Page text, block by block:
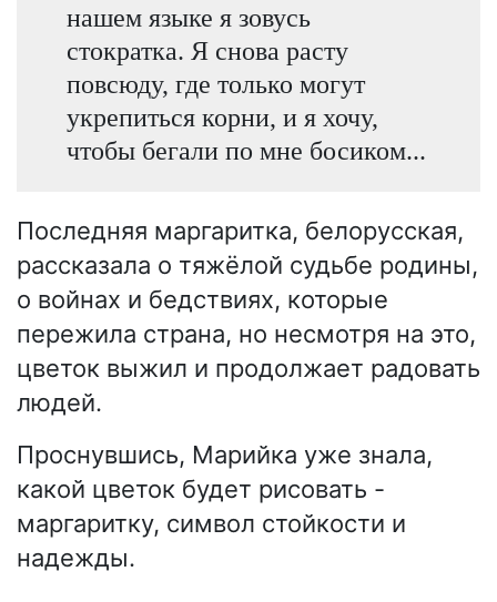
нашем языке я зовусь
стократка. Я снова расту
повсюду, где только могут
укрепиться корни, и я хочу,
чтобы бегали по мне босиком...
Последняя маргаритка, белорусская,
рассказала о тяжёлой судьбе родины,
о войнах и бедствиях, которые
пережила страна, но несмотря на это,
цветок выжил и продолжает радовать
людей.
Проснувшись, Марийка уже знала,
какой цветок будет рисовать -
маргаритку, символ стойкости и
надежды.